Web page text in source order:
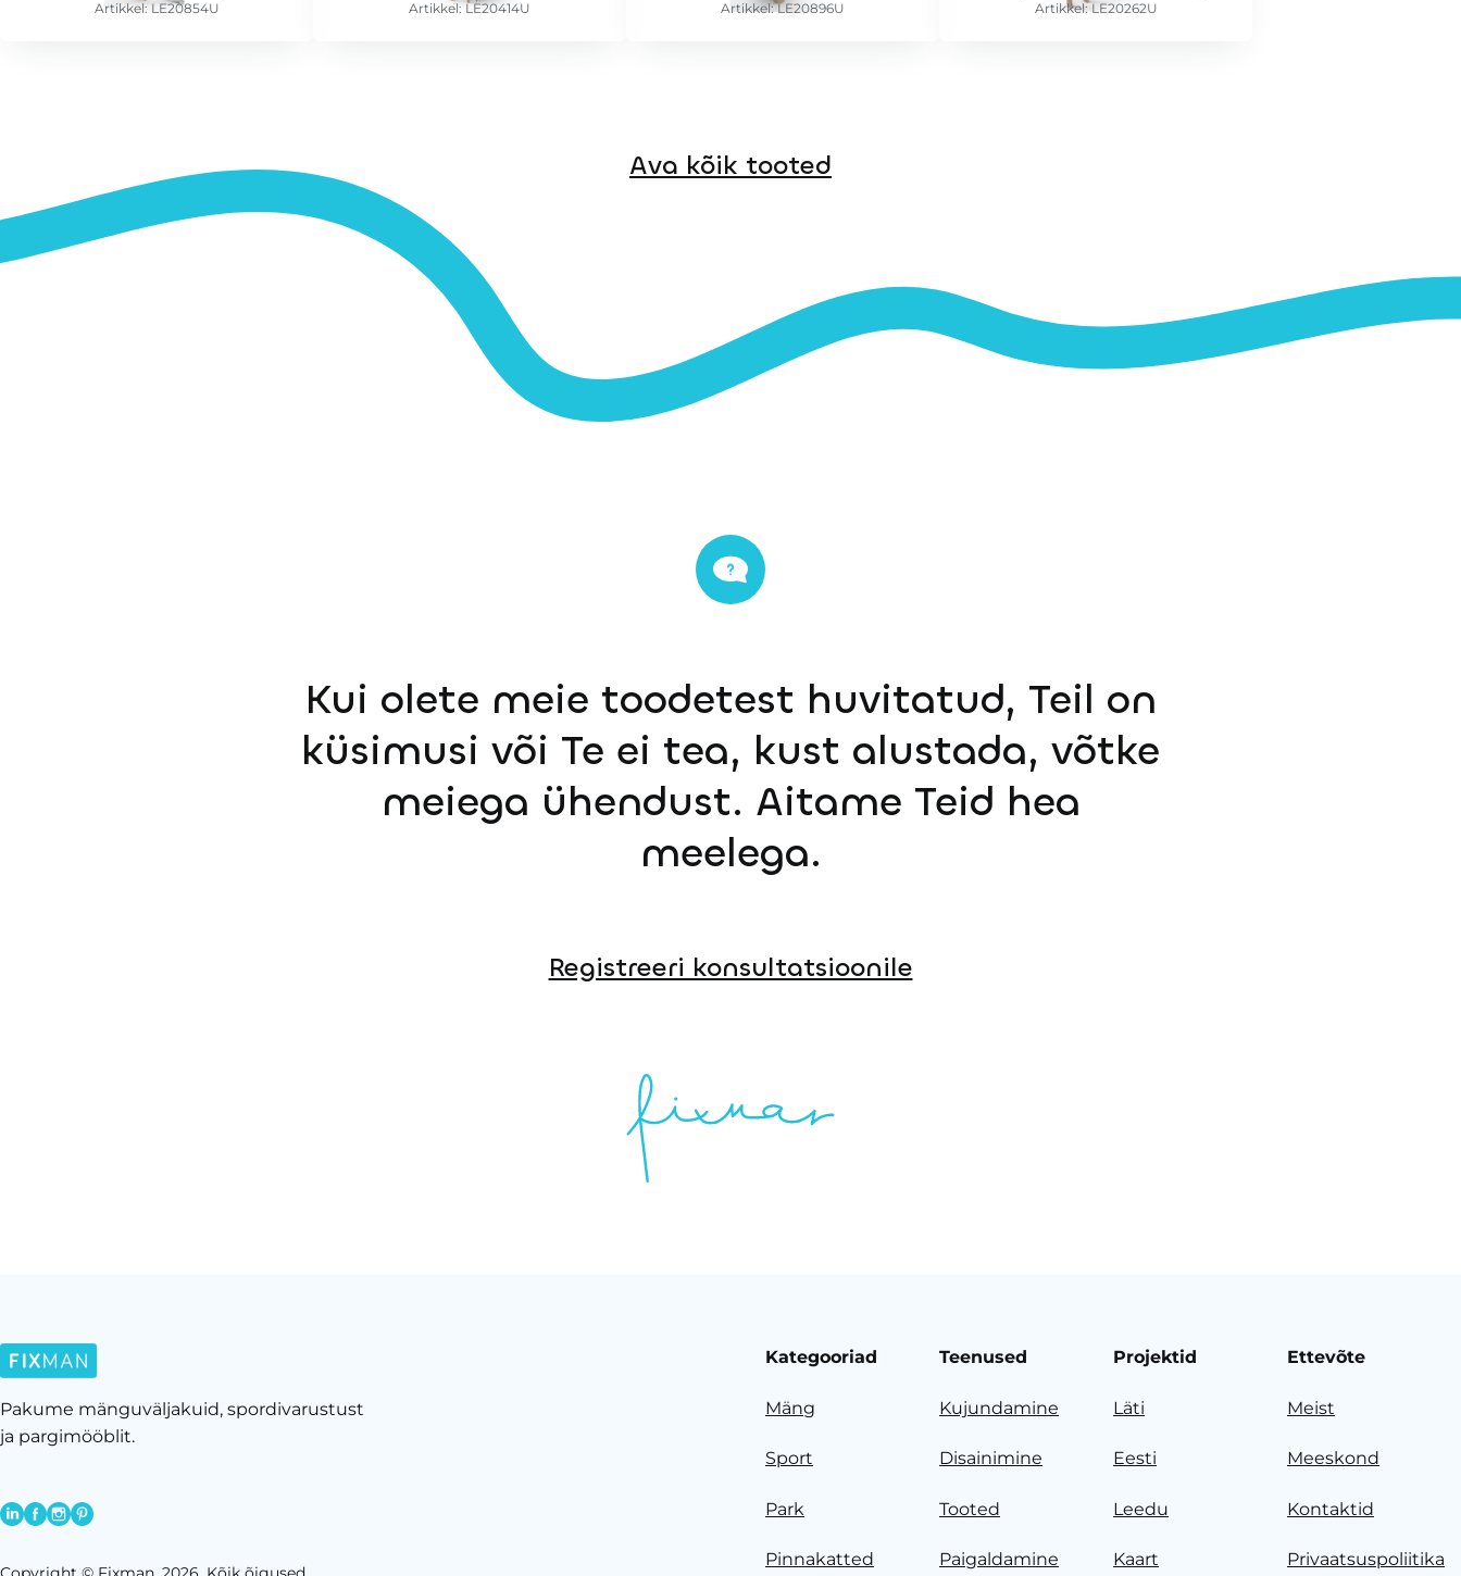
Artikkel: LE20854U Artikkel: LE20414U Artikkel: LE20896U Artikkel: LE20262U
Ava kõik tooted
Kui olete meie toodetest huvitatud, Teil on
küsimusi või Te ei tea, kust alustada, võtke
meiega ühendust. Aitame Teid hea
meelega.
Registreeri konsultatsioonile
Pakume mänguväljakuid, spordivarustust
ja pargimööblit.
Copyright © Fixman, 2026. Kõik õigused
Kategooriad
Mäng
Sport
Park
Pinnakatted
Teenused
Kujundamine
Disainimine
Tooted
Paigaldamine
Projektid
Läti
Eesti
Leedu
Kaart
Ettevõte
Meist
Meeskond
Kontaktid
Privaatsuspoliitika